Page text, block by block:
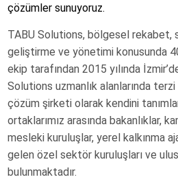
çözümler sunuyoruz.
TABU Solutions, bölgesel rekabet,
geliştirme ve yönetimi konusunda
ekip tarafından 2015 yılında
Solutions uzmanlık alanlarında
çözüm şirketi olarak kendini
ortaklarımız arasında bakanlıklar,
mesleki kuruluşlar, yerel kalkınma
gelen özel sektör kuruluşları ve
bulunmaktadır.